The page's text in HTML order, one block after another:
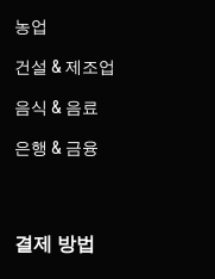
농업
건설 & 제조업
음식 & 음료
은행 & 금융
결제 방법